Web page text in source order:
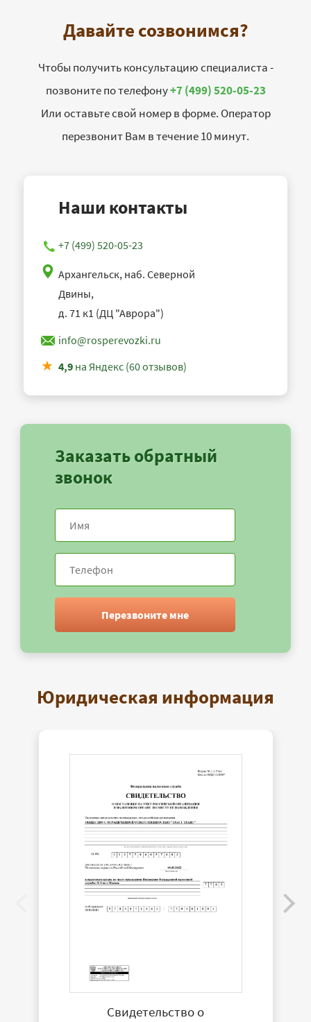
Давайте созвонимся?
Чтобы получить консультацию специалиста -
позвоните по телефону+7 (499) 520-05-23
Или оставьте свой номер в форме. Оператор
перезвонит Вам в течение 10 минут.
Наши контакты
+7 (499) 520-05-23
Архангельск, наб. Северной
Двины,
д. 71 к1 (ДЦ "Аврора")
info@rosperevozki.ru
4,9 на Яндекс (60 отзывов)
Заказать обратный
звонок
Перезвоните мне
Юридическая информация
Свидетельство о